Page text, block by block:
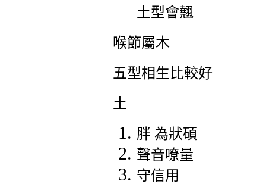
土型會翹
喉節屬木
五型相生比較好
土
胖 為狀碩
聲音嘹量
守信用